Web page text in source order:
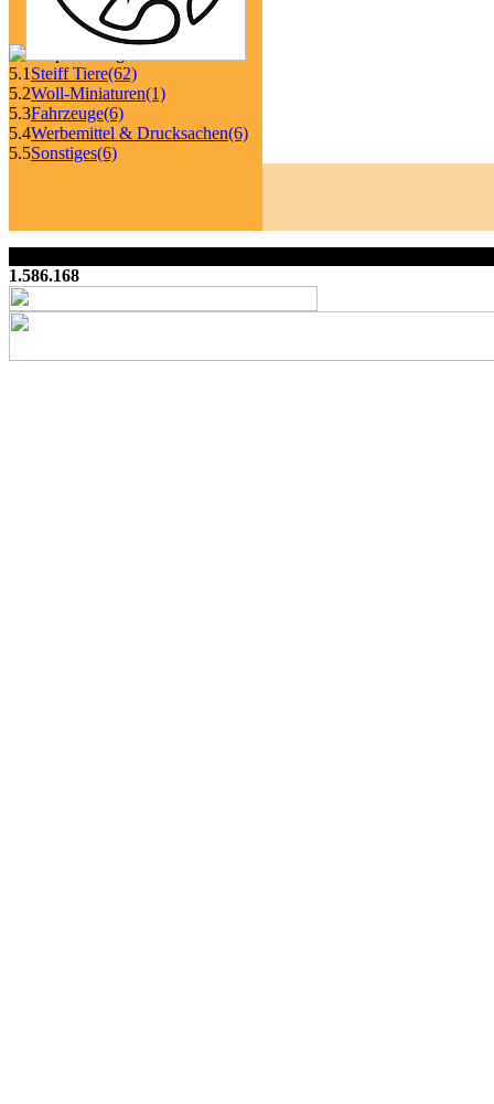
5.1 Steiff Tiere(62)
5.2Woll-Miniaturen(1)
5.3Fahrzeuge(6)
5.4Werbemittel & Drucksachen(6)
5.5Sonstiges(6)
1.586.168